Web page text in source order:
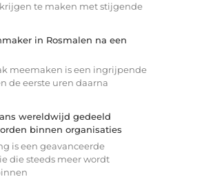
te maken met stijgende
in Rosmalen na een
meemaken is een ingrijpende
de eerste uren daarna
wereldwijd gedeeld
binnen organisaties
is een geavanceerde
die steeds meer wordt